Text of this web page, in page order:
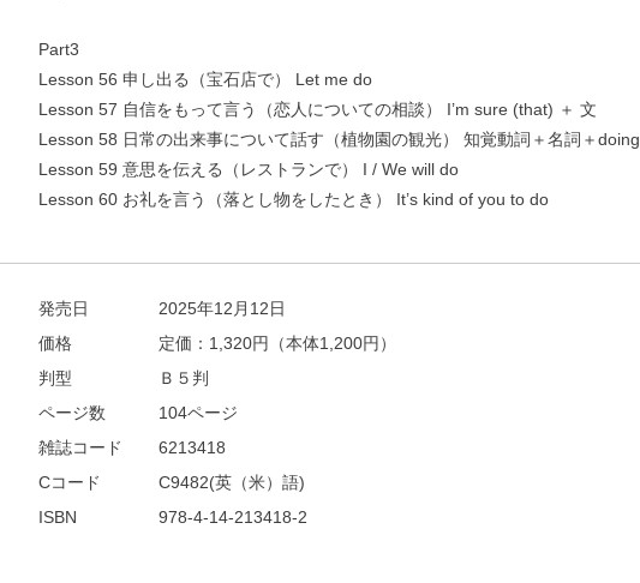
Part3
Lesson 56 申し出る（宝石店で） Let me do
Lesson 57 自信をもって言う（恋人についての相談） I’m sure (that) ＋ 文
Lesson 58 日常の出来事について話す（植物園の観光） 知覚動詞＋名詞＋doing
Lesson 59 意思を伝える（レストランで） I / We will do
Lesson 60 お礼を言う（落とし物をしたとき） It’s kind of you to do
発売日
2025年12月12日
価格
定価： 1,320円（本体1,200円）
判型
Ｂ５判
ページ数
104ページ
雑誌コード
6213418
Cコード
C9482(英（米）語)
ISBN
978-4-14-213418-2